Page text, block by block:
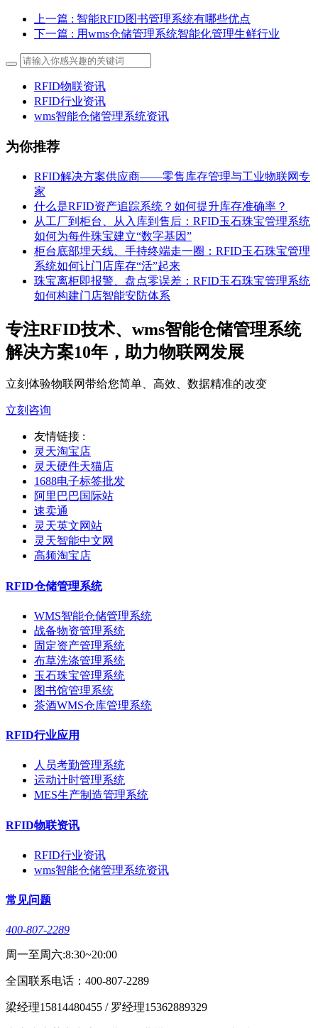
上一篇 : 智能RFID图书管理系统有哪些优点
下一篇 : 用wms仓储管理系统智能化管理生鲜行业
RFID物联资讯
RFID行业资讯
wms智能仓储管理系统资讯
为你推荐
RFID解决方案供应商——零售库存管理与工业物联网专
家
什么是RFID资产追踪系统？如何提升库存准确率？
从工厂到柜台、从入库到售后：RFID玉石珠宝管理系统
如何为每件珠宝建立“数字基因”
柜台底部埋天线、手持终端走一圈：RFID玉石珠宝管理
系统如何让门店库存“活”起来
珠宝离柜即报警、盘点零误差：RFID玉石珠宝管理系统
如何构建门店智能安防体系
专注RFID技术、wms智能仓储管理系统
解决方案10年，助力物联网发展
立刻体验物联网带给您简单、高效、数据精准的改变
立刻咨询
友情链接 :
灵天淘宝店
灵天硬件天猫店
1688电子标签批发
阿里巴巴国际站
速卖通
灵天英文网站
灵天智能中文网
高频淘宝店
RFID仓储管理系统
WMS智能仓储管理系统
战备物资管理系统
固定资产管理系统
布草洗涤管理系统
玉石珠宝管理系统
图书馆管理系统
茶酒WMS仓库管理系统
RFID行业应用
人员考勤管理系统
运动计时管理系统
MES生产制造管理系统
RFID物联资讯
RFID行业资讯
wms智能仓储管理系统资讯
常见问题
400-807-2289
周一至周六:8:30~20:00
全国联系电话：400-807-2289
梁经理15814480455 / 罗经理15362889329